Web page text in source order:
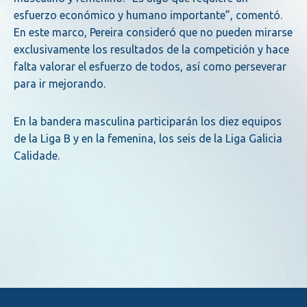
esfuerzo económico y humano importante”, comentó.
En este marco, Pereira consideró que no pueden mirarse
exclusivamente los resultados de la competición y hace
falta valorar el esfuerzo de todos, así como perseverar
para ir mejorando.
En la bandera masculina participarán los diez equipos
de la Liga B y en la femenina, los seis de la Liga Galicia
Calidade.